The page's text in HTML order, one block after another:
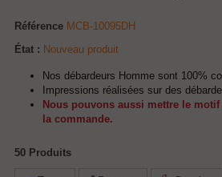
Référence MCB-10095DH
État : Nouveau produit
Nos débardeurs Homme sont 100%
Impressions réalisées sur des
Nous pouvons aussi mettre le
la commande.
50 Produits